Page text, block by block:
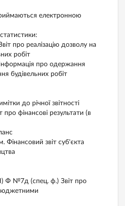
електронною
про реалізацію дозволу на
робіт
про одержання
будівельних робіт
до річної звітності
фінансові результати (в
звіт суб'єкта
№7д (спец. ф.) Звіт про